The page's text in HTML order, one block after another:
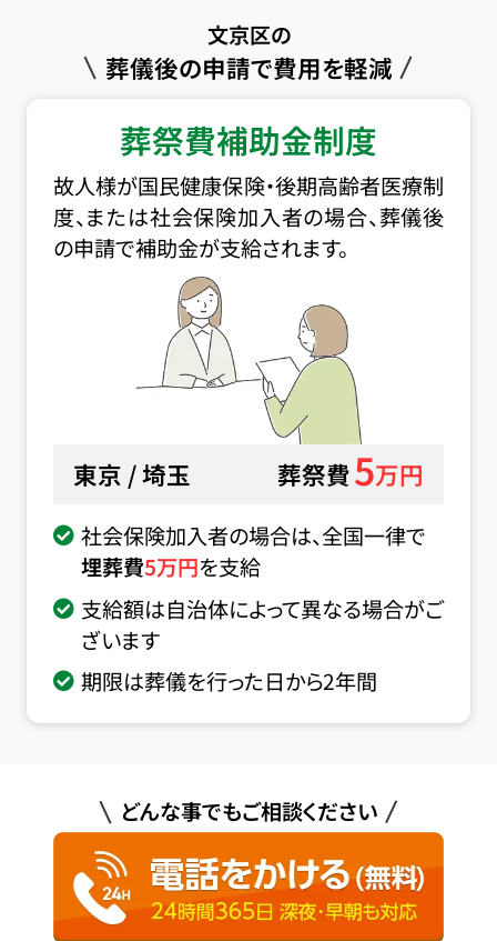
文京区の
葬儀後の申請で費用を軽減
葬祭費補助金制度
故人様が国民健康保険・後期高齢者医療制
度、または社会保険加入者の場合、葬儀後
の申請で補助金が支給されます。
東京 / 埼玉 葬祭費5万円
社会保険加入者の場合は、全国一律で
埋葬費5万円を支給
支給額は自治体によって異なる場合がご
ざいます
期限は葬儀を行った日から2年間
どんな事でもご相談ください